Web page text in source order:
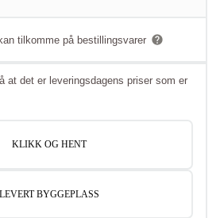
tilkomme på bestillingsvarer
at det er leveringsdagens priser som er
KLIKK OG HENT
LEVERT BYGGEPLASS